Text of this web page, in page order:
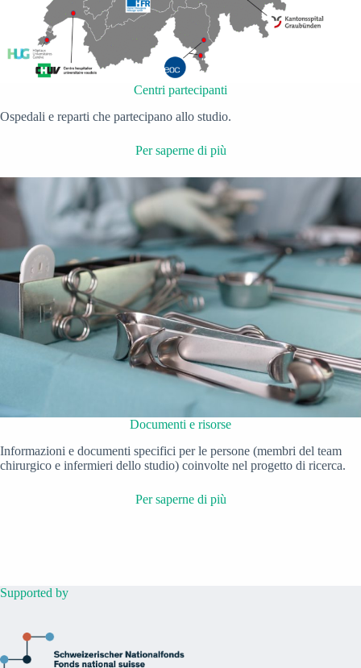
Centri partecipanti
Ospedali e reparti che partecipano allo studio.
Per saperne di più
Documenti e risorse
Informazioni e documenti specifici per le persone (membri del team
chirurgico e infermieri dello studio) coinvolte nel progetto di ricerca.
Per saperne di più
Supported by